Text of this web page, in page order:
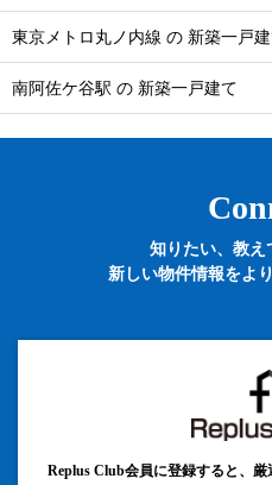
東京メトロ丸ノ内線 の 新築一戸
南阿佐ケ谷駅 の 新築一戸建て
知りたい、教え
新しい物件情報をよ
Replus Club会員に登録すると、